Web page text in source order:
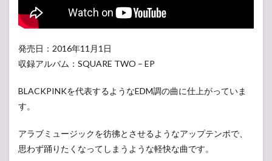
発売日：2016年11月1日
収録アルバム：SQUARE TWO – EP
BLACKPINKを代表するようなEDM調の曲に仕上がっていま
す。
アラブミュージックを彷彿とさせるようなアップテンポで、
思わず踊りたくなってしまうような軽快な曲です。